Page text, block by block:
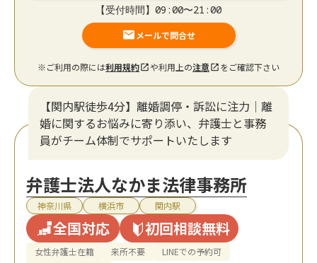
【受付時間】09:00〜21:00
メールで問合せ
※ご利用の際には利用規約 や利用上の注意 をご確認下さい
【関内駅徒歩4分】離婚調停・訴訟に注力│離
婚に関するお悩みに寄り添い、弁護士と事務
員がチーム体制でサポートいたします
弁護士法人なかま法律事務所
神奈川県 横浜市 関内駅
全国対応 初回相談無料
女性弁護士在籍 来所不要
LINEでの予約可